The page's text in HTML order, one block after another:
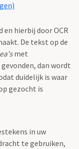
hierbij door OCR
De tekst op de
met
dan wordt
duidelijk is waar
gezocht is
in uw
te gebruiken,